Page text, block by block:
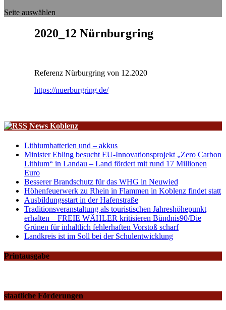
Seite auswählen
2020_12 Nürnburgring
Referenz Nürburgring von 12.2020
https://nuerburgring.de/
News Koblenz
Lithiumbatterien und – akkus
Minister Ebling besucht EU-Innovationsprojekt „Zero Carbon
Lithium“ in Landau – Land fördert mit rund 17 Millionen
Euro
Besserer Brandschutz für das WHG in Neuwied
Höhenfeuerwerk zu Rhein in Flammen in Koblenz findet statt
Ausbildungsstart in der Hafenstraße
Traditionsveranstaltung als touristischen Jahreshöhepunkt
erhalten – FREIE WÄHLER kritisieren Bündnis90/Die
Grünen für inhaltlich fehlerhaften Vorstoß scharf
Landkreis ist im Soll bei der Schulentwicklung
Printausgabe
staatliche Förderungen